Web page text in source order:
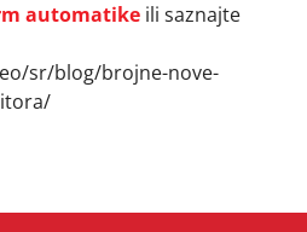
automatikeili saznajte
sr/blog/brojne-nove-